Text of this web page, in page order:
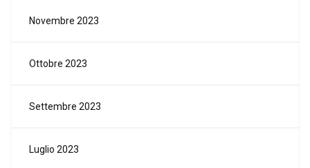
Novembre 2023
Ottobre 2023
Settembre 2023
Luglio 2023